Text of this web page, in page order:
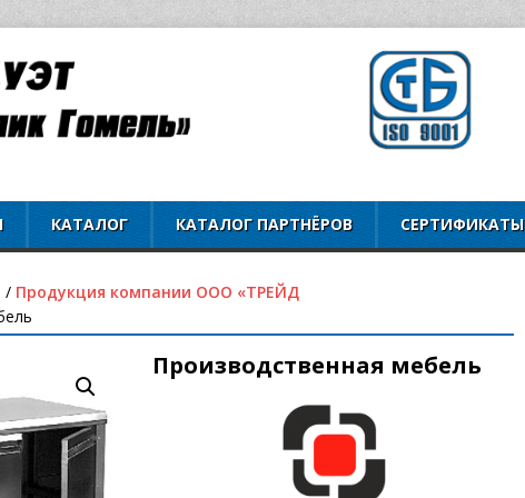
КАТАЛОГ КАТАЛОГ ПАРТНЁРОВ СЕРТИФИКАТЫ
/ Продукция компании ООО «ТРЕЙД
Производственная мебель